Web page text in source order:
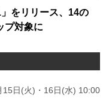
をリリース、14の
プ対象に
15日(火)・16日(水) 10:00